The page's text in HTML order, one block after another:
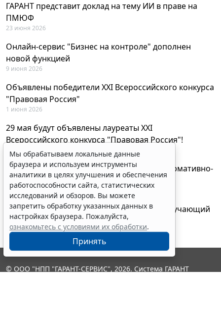
ГАРАНТ представит доклад на тему ИИ в праве на
ПМЮФ
23 июня 2026
Онлайн-сервис "Бизнес на контроле" дополнен
новой функцией
9 июня 2026
Объявлены победители XXI Всероссийского конкурса
"Правовая Россия"
1 июня 2026
29 мая будут объявлены лауреаты XXI
Всероссийского конкурса "Правовая Россия"!
27 мая 2026
AI-ассистент Искра теперь анализирует нормативно-
техническую документацию
28 апреля 2026
"ГАРАНТ Электронный экспресс" провел обучающий
вебинар по работе с AI-ассистентом Искра
23 апреля 2026
Мы обрабатываем локальные данные
браузера и используем инструменты
аналитики в целях улучшения и обеспечения
работоспособности сайта, статистических
исследований и обзоров. Вы можете
запретить обработку указанных данных в
настройках браузера. Пожалуйста,
ознакомьтесь с условиями их обработки.
Принять
© ООО "НПП "ГАРАНТ-СЕРВИС", 2026. Система ГАРАНТ